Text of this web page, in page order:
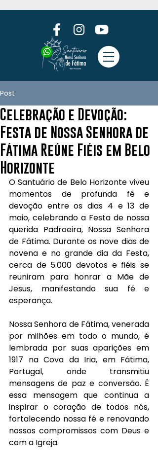
Post
Celebração e Devoção:
Festa de Nossa Senhora de
Fátima Reúne Fiéis em Belo
Horizonte
O Santuário de Belo Horizonte viveu
momentos de profunda fé e
devoção entre os dias 4 e 13 de
maio, celebrando a Festa de nossa
querida Padroeira, Nossa Senhora
de Fátima. Durante os nove dias de
novena e no grande dia da Festa,
cerca de 5.000 devotos e fiéis se
reuniram para honrar a Mãe de
Jesus, manifestando sua fé e
esperança.
Nossa Senhora de Fátima, venerada
por milhões em todo o mundo, é
lembrada por suas aparições em
1917 na Cova da Iria, em Fátima,
Portugal, onde transmitiu
mensagens de paz e conversão. É
essa mensagem que continua a
inspirar o coração de todos nós,
fortalecendo nossa fé e renovando
nossos compromissos com Deus e
com a Igreja.